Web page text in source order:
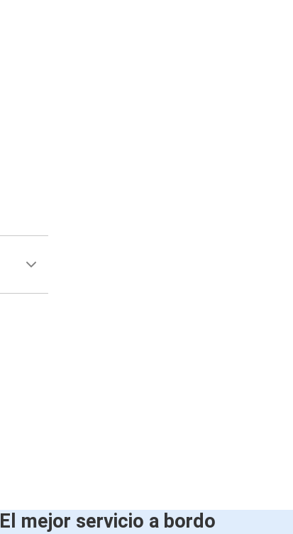
El mejor servicio a bordo